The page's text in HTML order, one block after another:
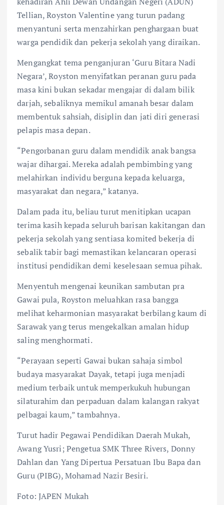
Tellian, Royston Valentine yang turun padang
menyantuni serta menzahirkan penghargaan buat
warga pendidik dan pekerja sekolah yang diraikan.
Mengangkat tema penganjuran ‘Guru Bitara Nadi
Negara’, Royston menyifatkan peranan guru pada
masa kini bukan sekadar mengajar di dalam bilik
darjah, sebaliknya memikul amanah besar dalam
membentuk sahsiah, disiplin dan jati diri generasi
pelapis masa depan.
“Pengorbanan guru dalam mendidik anak bangsa
wajar dihargai. Mereka adalah pembimbing yang
melahirkan individu berguna kepada keluarga,
masyarakat dan negara,” katanya.
Dalam pada itu, beliau turut menitipkan ucapan
terima kasih kepada seluruh barisan kakitangan dan
pekerja sekolah yang sentiasa komited bekerja di
sebalik tabir bagi memastikan kelancaran operasi
institusi pendidikan demi keselesaan semua pihak.
Menyentuh mengenai keunikan sambutan pra
Gawai pula, Royston meluahkan rasa bangga
melihat keharmonian masyarakat berbilang kaum di
Sarawak yang terus mengekalkan amalan hidup
saling menghormati.
“Perayaan seperti Gawai bukan sahaja simbol
budaya masyarakat Dayak, tetapi juga menjadi
medium terbaik untuk memperkukuh hubungan
silaturahim dan perpaduan dalam kalangan rakyat
pelbagai kaum,” tambahnya.
Turut hadir Pegawai Pendidikan Daerah Mukah,
Awang Yusri; Pengetua SMK Three Rivers, Donny
Dahlan dan Yang Dipertua Persatuan Ibu Bapa dan
Guru (PIBG), Mohamad Nazir Besiri.
Foto: JAPEN Mukah